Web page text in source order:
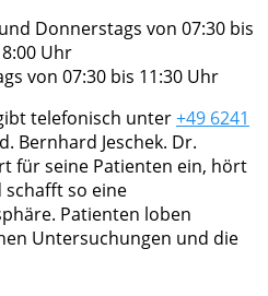
Donnerstags von 07:30 bis
Uhr
von 07:30 bis 11:30 Uhr
telefonisch unter+49 6241
Bernhard Jeschek. Dr.
für seine Patienten ein, hört
schafft so eine
Patienten loben
Untersuchungen und die